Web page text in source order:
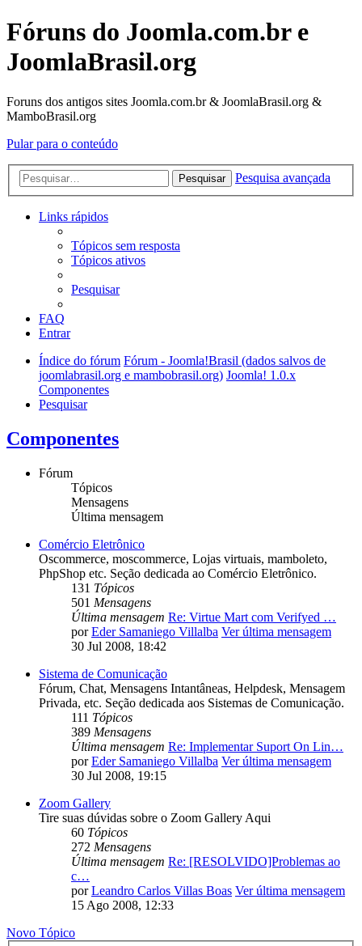
Fóruns do Joomla.com.br e
JoomlaBrasil.org
Foruns dos antigos sites Joomla.com.br & JoomlaBrasil.org &
MamboBrasil.org
Pular para o conteúdo
Pesquisar Pesquisa avançada
Links rápidos
Tópicos sem resposta
Tópicos ativos
Pesquisar
FAQ
Entrar
Índice do fórum Fórum - Joomla!Brasil (dados salvos de
joomlabrasil.org e mambobrasil.org) Joomla! 1.0.x
Componentes
Pesquisar
Componentes
Fórum
Tópicos
Mensagens
Última mensagem
Comércio Eletrônico
Oscommerce, moscommerce, Lojas virtuais, mamboleto,
PhpShop etc. Seção dedicada ao Comércio Eletrônico.
131 Tópicos
501 Mensagens
Última mensagem Re: Virtue Mart com Verifyed …
porEder Samaniego Villalba Ver última mensagem
30 Jul 2008, 18:42
Sistema de Comunicação
Fórum, Chat, Mensagens Intantâneas, Helpdesk, Mensagem
Privada, etc. Seção dedicada aos Sistemas de Comunicação.
111 Tópicos
389 Mensagens
Última mensagem Re: Implementar Suport On Lin…
porEder Samaniego Villalba Ver última mensagem
30 Jul 2008, 19:15
Zoom Gallery
Tire suas dúvidas sobre o Zoom Gallery Aqui
60 Tópicos
272 Mensagens
Última mensagem Re: [RESOLVIDO]Problemas ao
c…
porLeandro Carlos Villas Boas Ver última mensagem
15 Ago 2008, 12:33
Novo Tópico